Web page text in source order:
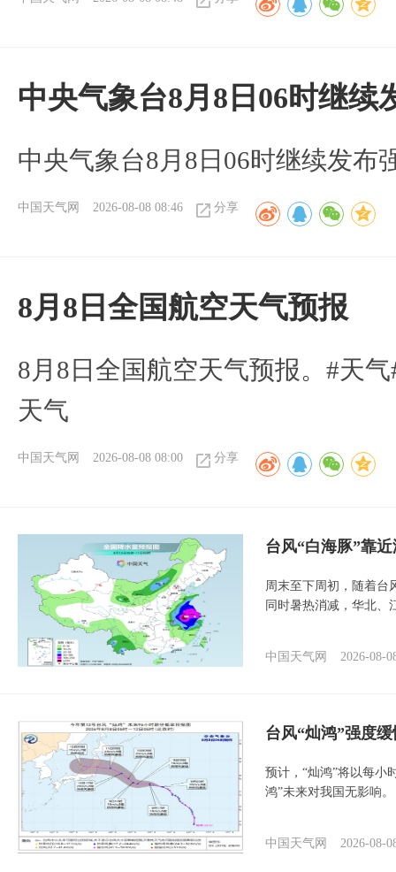
中央气象台8月8日06时继
中央气象台8月8日06时继续发布
中国天气网 2026-08-08 08:46 分享
8月8日全国航空天气预报
8月8日全国航空天气预报。#天
天气
中国天气网 2026-08-08 08:00 分享
台风“白海豚”靠
周末至下周初，随着台
同时暑热消减，华北、
中国天气网 2026-08-
台风“灿鸿”强度
预计，“灿鸿”将以每小
鸿”未来对我国无影响。
中国天气网 2026-08-